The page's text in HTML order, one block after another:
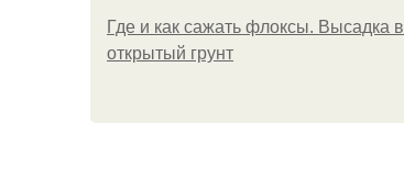
Где и как сажать флоксы. Высадка в
открытый грунт